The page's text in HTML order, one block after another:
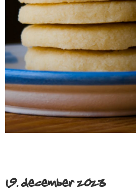
19. december 2023